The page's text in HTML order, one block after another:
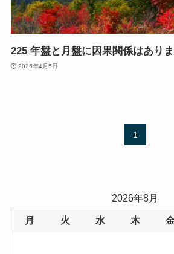
225 年盤と月盤に因果関係はあり
2025年4月5日
1
2026年8月
月 火 水 木